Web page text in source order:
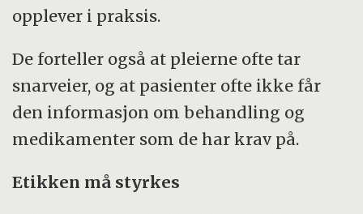
opplever i praksis.
De forteller også at pleierne ofte tar
snarveier, og at pasienter ofte ikke får
den informasjon om behandling og
medikamenter som de har krav på.
Etikken må styrkes